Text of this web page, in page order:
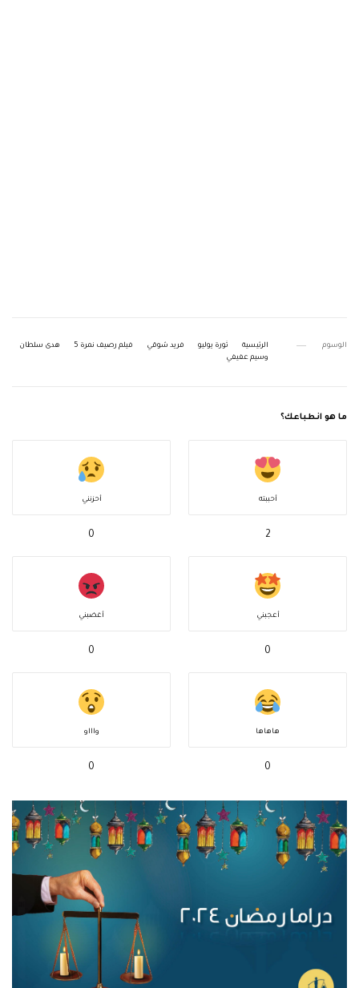
الوسوم الرئيسية ثورة يوليو فريد شوقي فيلم رصيف نمرة 5
هدى سلطان
وسيم عفيفي
ما هو انطباعك؟
أحببته
2
أحزنني
0
أعجبني
0
أغضبني
0
هاهاها
0
واااو
0